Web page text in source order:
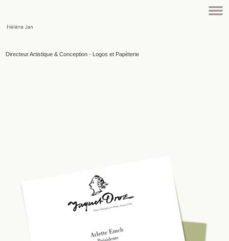
Directeur Artistique & Conception - Logos et Papèterie